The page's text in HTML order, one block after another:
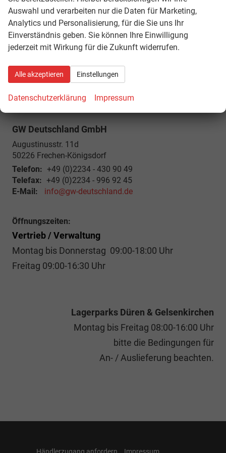
Registrieren
Geparkte Fahrzeuge ( 0
GW Deutschland GmbH
Augustinusstr. 11d
50226 Frechen-Königsdorf
Telefon: +49 (0)2234 - 430 90 49
Telefax: +49 (0)2234 - 996 92 45
E-Mail:
info@gw-deutschland.de
Öffnungszeiten:
Vertrieb / Verwaltung
Montag bis Donnerstag 09:00-18:00 Uhr
Freitag 09:00-16:30 Uhr
Lagerparks Düren & Gelsenkirchen
Montag bis Freitag 08:00-16:00 Uhr
bitte die Bedingungen für
An- / Auslieferung beachten.
Auswahl und verarbeiten nur die Daten für Marketing,
Analytics und Personalisierung, für die Sie uns Ihr
Einverständnis geben. Sie können Ihre Einwilligung
jederzeit mit Wirkung für die Zukunft widerrufen.
Alle akzeptieren Einstellungen
Datenschutzerklärung Impressum